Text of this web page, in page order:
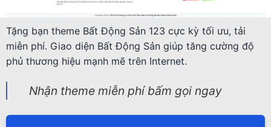
Tặng bạn theme Bất Động Sản 123 cực kỳ tối ưu, tải
miễn phí. Giao diện Bất Động Sản giúp tăng cường độ
phủ thương hiệu mạnh mẽ trên Internet.
Nhận theme miễn phí bấm gọi ngay